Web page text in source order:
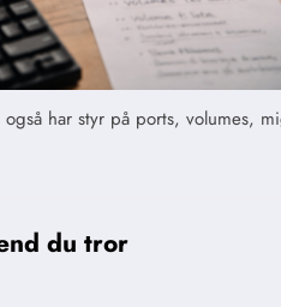
har styr på ports, volumes,
du tror